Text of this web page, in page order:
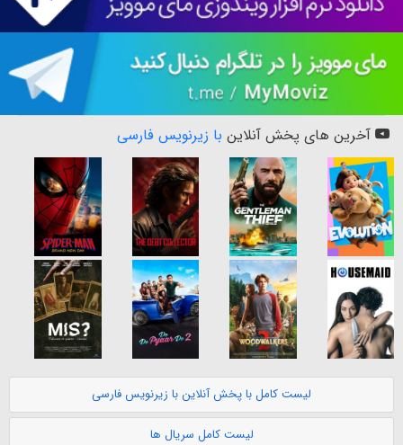
آخرین های پخش آنلاین با زیرنویس فارسی
لیست کامل با پخش آنلاین با زیرنویس فارسی
لیست کامل سریال ها